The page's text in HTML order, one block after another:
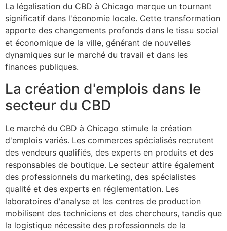
La légalisation du CBD à Chicago marque un tournant
significatif dans l'économie locale. Cette transformation
apporte des changements profonds dans le tissu social
et économique de la ville, générant de nouvelles
dynamiques sur le marché du travail et dans les
finances publiques.
La création d'emplois dans le
secteur du CBD
Le marché du CBD à Chicago stimule la création
d'emplois variés. Les commerces spécialisés recrutent
des vendeurs qualifiés, des experts en produits et des
responsables de boutique. Le secteur attire également
des professionnels du marketing, des spécialistes
qualité et des experts en réglementation. Les
laboratoires d'analyse et les centres de production
mobilisent des techniciens et des chercheurs, tandis que
la logistique nécessite des professionnels de la